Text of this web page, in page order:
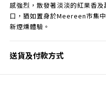
感強烈，散發著淡淡的紅果香
口，猶如置身於Meereen市集
新煙燻體驗。
送貨及付款方式